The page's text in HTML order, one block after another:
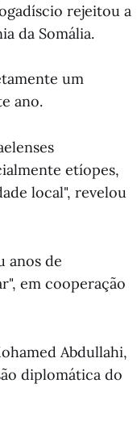
rejeitou a
da Somália.
um
ano.
etíopes,
local", revelou
anos de
em cooperação
Abdullahi,
diplomática do